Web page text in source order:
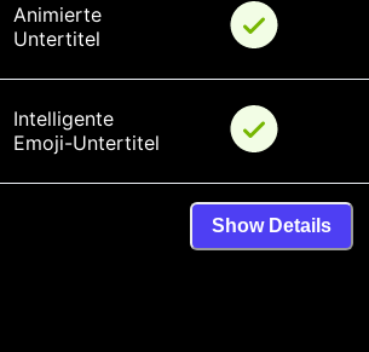
Animierte
Untertitel
Intelligente
Emoji-Untertitel
Show Details